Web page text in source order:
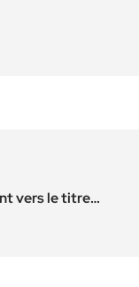
vers le titre…